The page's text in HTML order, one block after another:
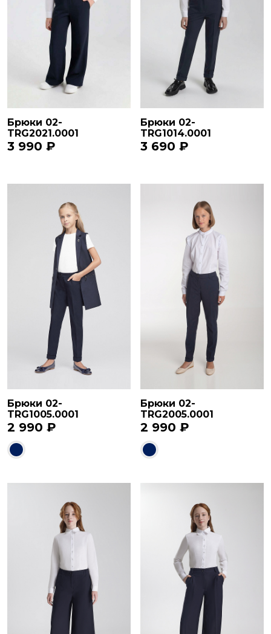
Брюки 02-
TRG2021.0001
3 990 ₽
Брюки 02-
TRG1014.0001
3 690 ₽
Брюки 02-
TRG1005.0001
2 990 ₽
Брюки 02-
TRG2005.0001
2 990 ₽